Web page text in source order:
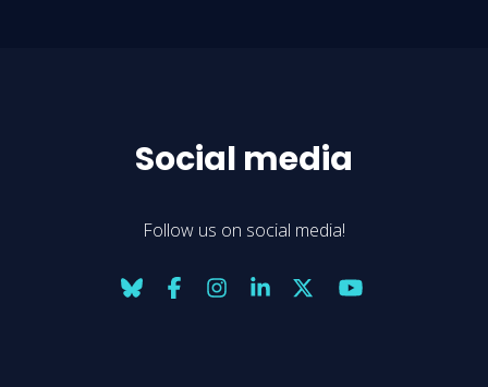
Social media
Follow us on social media!